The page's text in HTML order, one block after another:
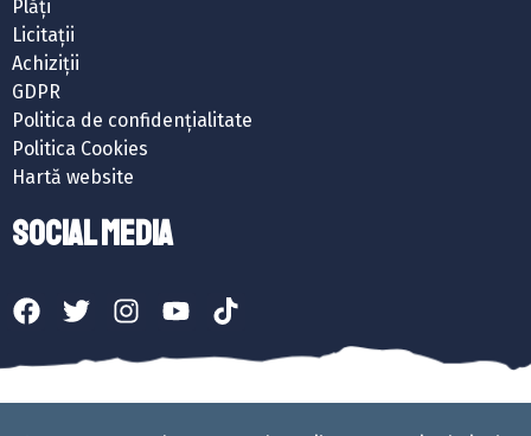
Plăți
Licitații
Achiziții
GDPR
Politica de confidențialitate
Politica Cookies
Hartă website
SOCIAL MEDIA